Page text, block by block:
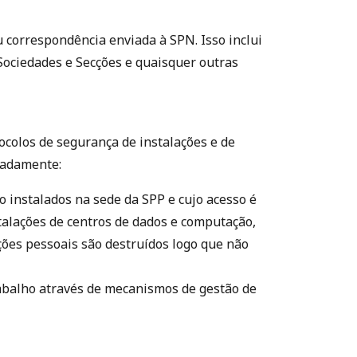
enviada à SPN. Isso inclui
e Secções e quaisquer outras
de segurança de instalações e de
na sede da SPP e cujo acesso é
de centros de dados e computação,
pessoais são destruídos logo que não
através de mecanismos de gestão de